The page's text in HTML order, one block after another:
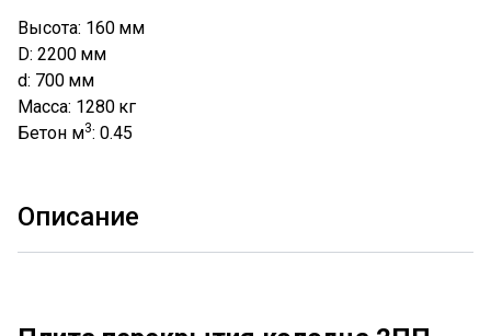
Высота: 160 мм
D: 2200 мм
d: 700 мм
Масса: 1280 кг
Бетон м3: 0.45
Описание